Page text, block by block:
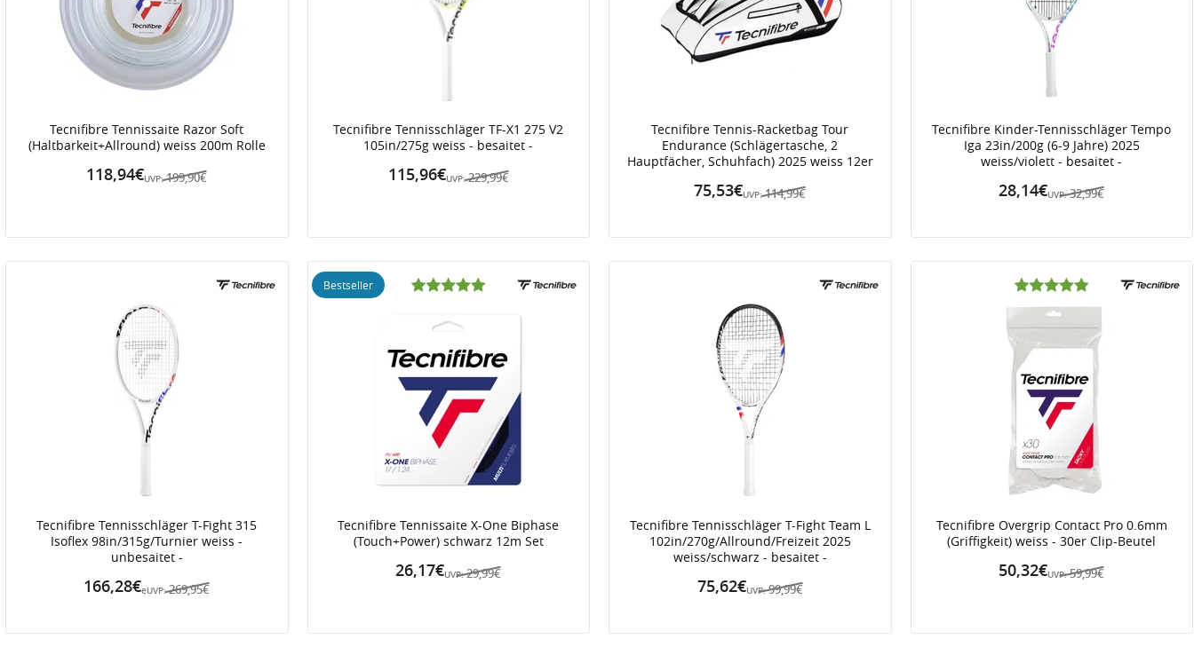
Tecnifibre Tennissaite Razor Soft
(Haltbarkeit+Allround) weiss 200m Rolle
UVP: 199,90€
118,94€
Tecnifibre Tennisschläger TF-X1 275 V2
105in/275g weiss - besaitet -
UVP: 229,99€
115,96€
Tecnifibre Tennis-Racketbag Tour
Endurance (Schlägertasche, 2
Hauptfächer, Schuhfach) 2025 weiss 12er
UVP: 114,99€
75,53€
Tecnifibre Kinder-Tennisschläger Tempo
Iga 23in/200g (6-9 Jahre) 2025
weiss/violett - besaitet -
UVP: 32,99€
28,14€
Tecnifibre Tennisschläger T-Fight 315
Isoflex 98in/315g/Turnier weiss -
unbesaitet -
eUVP: 269,95€
166,28€
Tecnifibre Tennissaite X-One Biphase
(Touch+Power) schwarz 12m Set
UVP: 29,99€
26,17€
Bestseller
Tecnifibre Tennisschläger T-Fight Team L
102in/270g/Allround/Freizeit 2025
weiss/schwarz - besaitet -
UVP: 99,99€
75,62€
Tecnifibre Overgrip Contact Pro 0.6mm
(Griffigkeit) weiss - 30er Clip-Beutel
UVP: 59,99€
50,32€